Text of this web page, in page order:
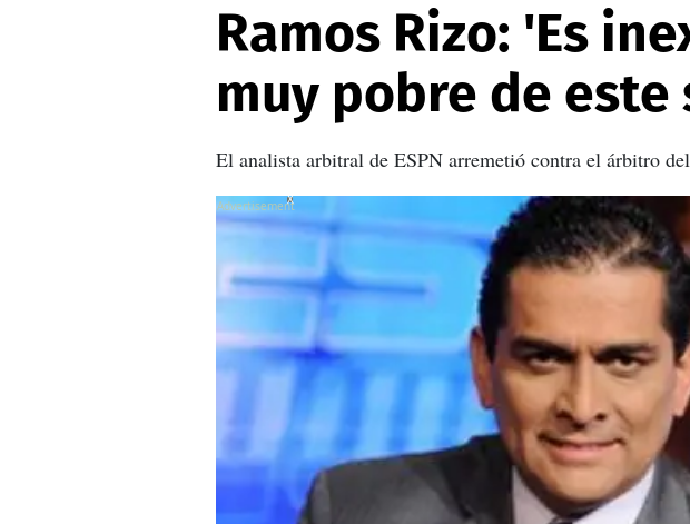
Ramos Rizo: 'Es
muy pobre de este
El analista arbitral de ESPN arremetió contra el árbitro
X